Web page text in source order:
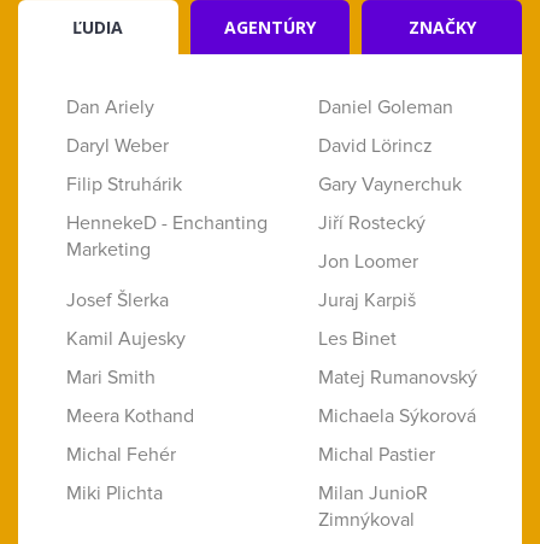
ĽUDIA AGENTÚRY ZNAČKY
Dan Ariely
Daniel Goleman
Daryl Weber
David Lörincz
Filip Struhárik
Gary Vaynerchuk
HennekeD - Enchanting
Marketing
Jiří Rostecký
Jon Loomer
Josef Šlerka
Juraj Karpiš
Kamil Aujesky
Les Binet
Mari Smith
Matej Rumanovský
Meera Kothand
Michaela Sýkorová
Michal Fehér
Michal Pastier
Miki Plichta
Milan JunioR
Zimnýkoval